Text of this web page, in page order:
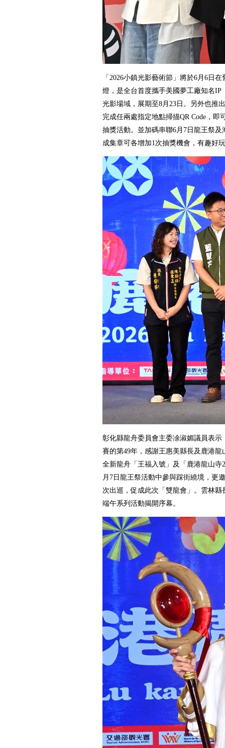
「2026小鎮光影藝術節」將於6月6日
燈，是全台首度攜手美國夢工廠知名IP
光影場域，展期至8月23日。另外也推
完成任兩處指定地點掃描QR Code，即
抽獎活動。並加碼串聯6月7日龍王祭
成集章可各增加1次抽獎機會，有趣好
彰化縣龍舟委員會主委凃淑媚議員表
賽的第49年，感謝王惠美縣長及鹿港
全新龍舟「王福入號」及「鹿港龍山寺
月7日龍王祭活動中參與踩街繞境，更
次出巡，促成此次「雙龍會」。雲林
端午系列活動揭開序幕。